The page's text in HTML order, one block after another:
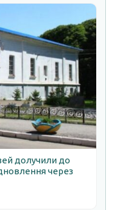
долучили до
через